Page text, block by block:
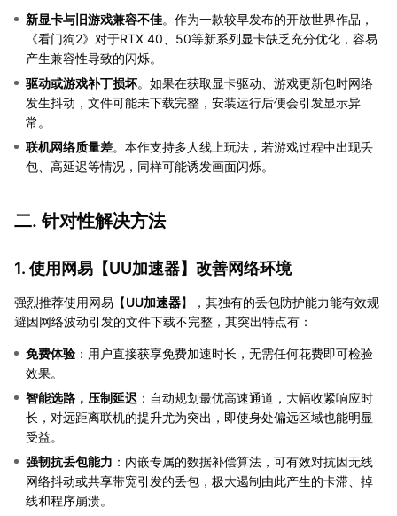
新显卡与旧游戏兼容不佳。作为一款较早发布的开放世界作品，
《看门狗2》对于RTX 40、50等新系列显卡缺乏充分优化，容易
产生兼容性导致的闪烁。
驱动或游戏补丁损坏。如果在获取显卡驱动、游戏更新包时网络
发生抖动，文件可能未下载完整，安装运行后便会引发显示异
常。
联机网络质量差。本作支持多人线上玩法，若游戏过程中出现丢
包、高延迟等情况，同样可能诱发画面闪烁。
二. 针对性解决方法
1. 使用网易【UU加速器】改善网络环境
强烈推荐使用网易【UU加速器】，其独有的丢包防护能力能有效规
避因网络波动引发的文件下载不完整，其突出特点有：
免费体验 ：用户直接获享免费加速时长，无需任何花费即可检验
效果。
智能选路，压制延迟 ：自动规划最优高速通道，大幅收紧响应时
长，对远距离联机的提升尤为突出，即使身处偏远区域也能明显
受益。
强韧抗丢包能力 ：内嵌专属的数据补偿算法，可有效对抗因无线
网络抖动或共享带宽引发的丢包，极大遏制由此产生的卡滞、掉
线和程序崩溃。